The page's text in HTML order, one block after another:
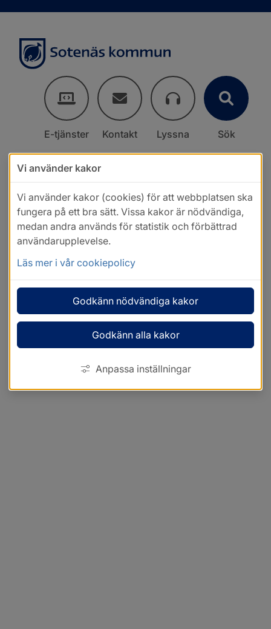
E-tjänster Kontakt Lyssna Sök
Vi använder kakor
Vi använder kakor (cookies) för att webbplatsen ska
fungera på ett bra sätt. Vissa kakor är nödvändiga,
medan andra används för statistik och förbättrad
användarupplevelse.
Läs mer i vår cookiepolicy
Godkänn nödvändiga kakor
Godkänn alla kakor
Anpassa inställningar